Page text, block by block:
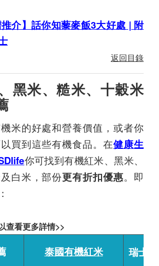
推介】話你知藜麥飯3大好處 | 附
返回目錄
黑米、糙米、十穀米
米的好處和營養價值，或者你
買到這些有機食品。在健康生
你可找到有機紅米、黑米、
白米，部份更有折扣優惠。即
查看更多詳情>>
泰國有機紅米 瑞士